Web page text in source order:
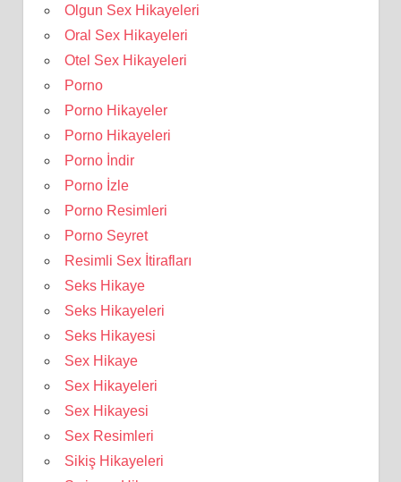
Olgun Sex Hikayeleri
Oral Sex Hikayeleri
Otel Sex Hikayeleri
Porno
Porno Hikayeler
Porno Hikayeleri
Porno İndir
Porno İzle
Porno Resimleri
Porno Seyret
Resimli Sex İtirafları
Seks Hikaye
Seks Hikayeleri
Seks Hikayesi
Sex Hikaye
Sex Hikayeleri
Sex Hikayesi
Sex Resimleri
Sikiş Hikayeleri